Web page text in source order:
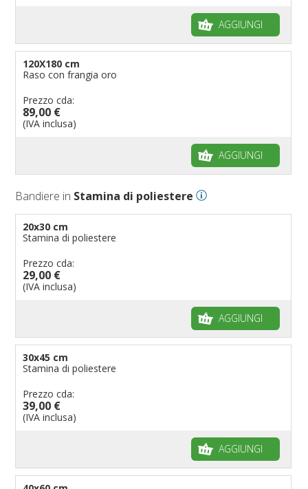
AGGIUNGI
120X180 cm
Raso con frangia oro
Prezzo cda:
89,00 €
(IVA inclusa)
AGGIUNGI
Bandiere in Stamina di poliestere
20x30 cm
Stamina di poliestere
Prezzo cda:
29,00 €
(IVA inclusa)
AGGIUNGI
30x45 cm
Stamina di poliestere
Prezzo cda:
39,00 €
(IVA inclusa)
AGGIUNGI